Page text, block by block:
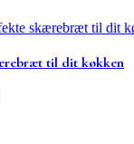
til dit køkken